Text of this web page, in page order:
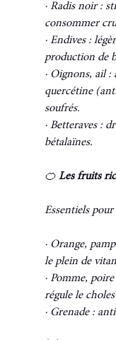
· Radis noir :
consommer
· Endives :
production de
· Oignons, ail
quercétine
soufrés.
· Betteraves :
bétalaïnes.
🍊 Les fruits
Essentiels
· Orange,
le plein de
· Pomme,
régule le
· Grenade :